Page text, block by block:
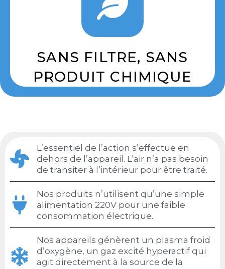
SANS FILTRE, SANS
PRODUIT CHIMIQUE
L’essentiel de l’action s’effectue en
dehors de l’appareil. L’air n’a pas besoin
de transiter à l’intérieur pour être traité.
Nos produits n’utilisent qu’une simple
alimentation 220V pour une faible
consommation électrique.
Nos appareils génèrent un plasma froid
d’oxygène, un gaz excité hyperactif qui
agit directement à la source de la